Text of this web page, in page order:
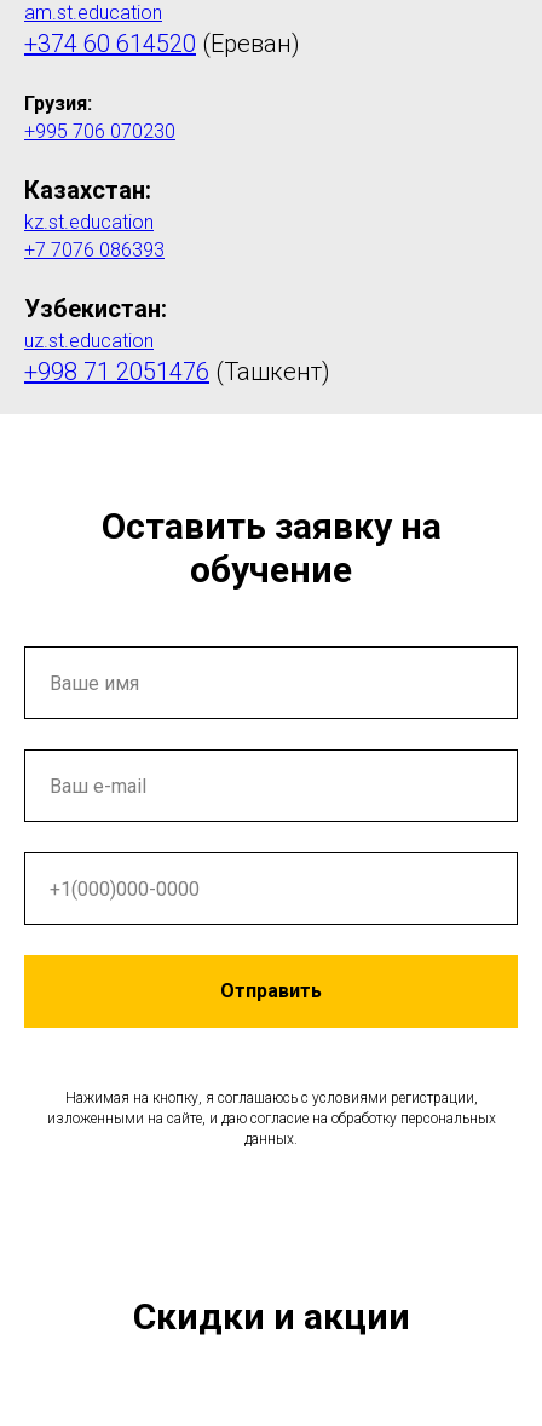
am.st.education
+374 60 614520 (Ереван)
Грузия:
+995 706 070230
Казахстан:
kz.st.education
+7 7076 086393
Узбекистан:
uz.st.education
+998 71 2051476 (Ташкент)
Оставить заявку на
обучение
Отправить
Нажимая на кнопку, я соглашаюсь с условиями регистрации,
изложенными на сайте, и даю согласие на обработку персональных
данных.
Скидки и акции